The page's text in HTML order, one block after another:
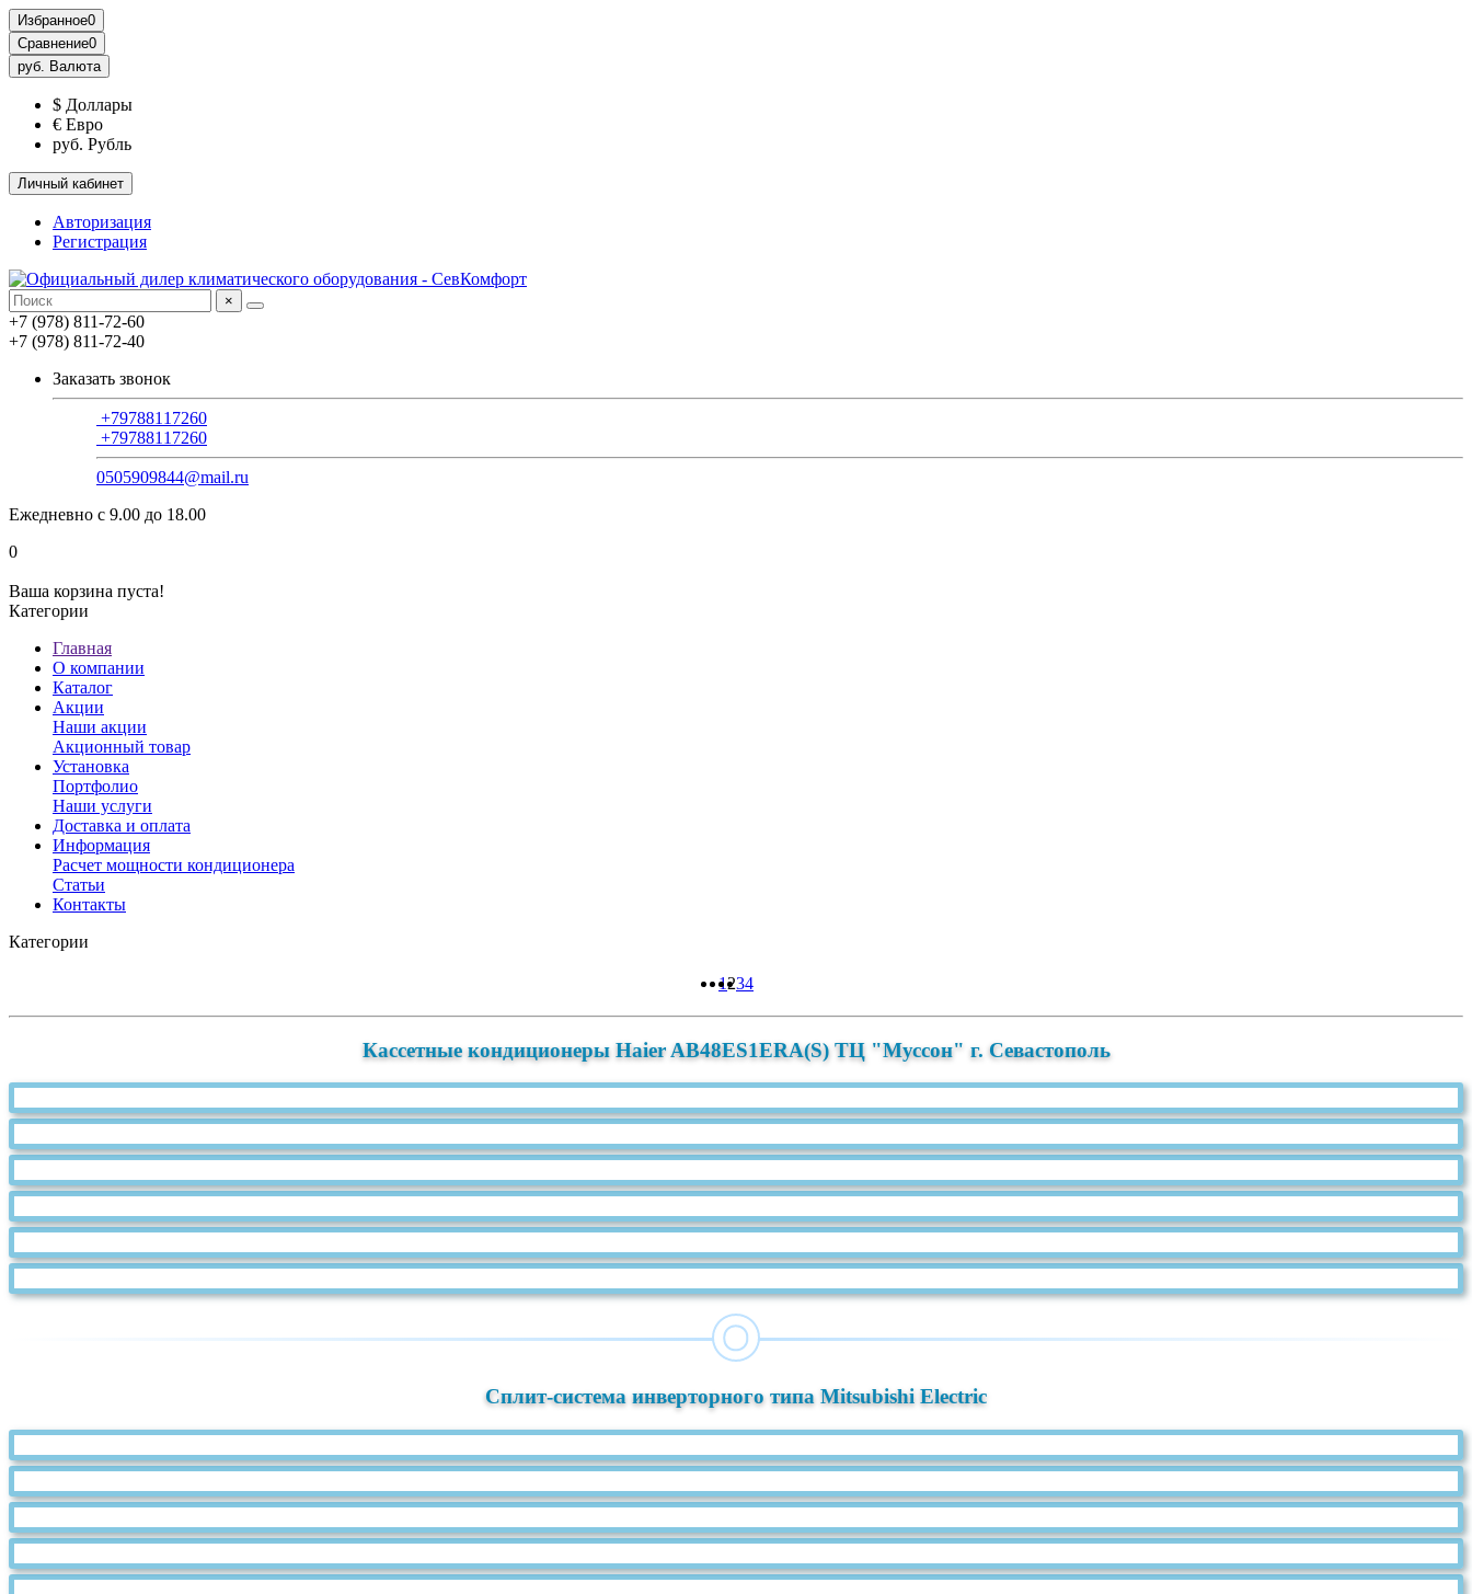
Избранное0
Сравнение0
руб. Валюта
$ Доллары
€ Евро
руб. Рубль
Личный кабинет
Авторизация
Регистрация
×
+7 (978) 811-72-60
+7 (978) 811-72-40
Заказать звонок
+79788117260
+79788117260
0505909844@mail.ru
Ежедневно с 9.00 до 18.00
0
Ваша корзина пуста!
Категории
Главная
О компании
Каталог
Акции
Наши акции
Акционный товар
Установка
Портфолио
Наши услуги
Доставка и оплата
Информация
Расчет мощности кондиционера
Статьи
Контакты
Категории
1234
Кассетные кондиционеры Haier AB48ES1ERA(S) ТЦ "Муссон" г. Севастополь
Сплит-система инверторного типа Mitsubishi Electric